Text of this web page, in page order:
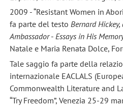
2009 - “Resistant Women in
fa parte del testo Bernard
Ambassador- Essays in His
Natale e Maria Renata Dolce,
Tale saggio fa parte della
internazionale EACLALS
Commonwealth Literature and
“Try Freedom”, Venezia 25-29